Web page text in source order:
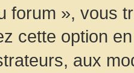
forum », vous
cette option
aux